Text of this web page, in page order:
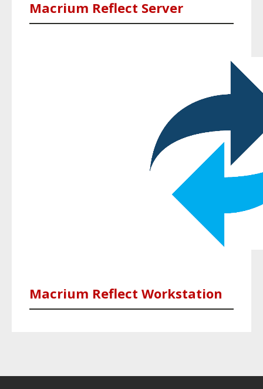
Macrium Reflect Server
Macrium Reflect Workstation